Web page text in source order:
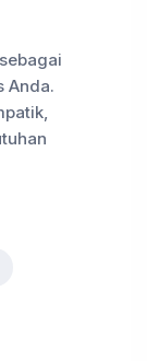
Anda.